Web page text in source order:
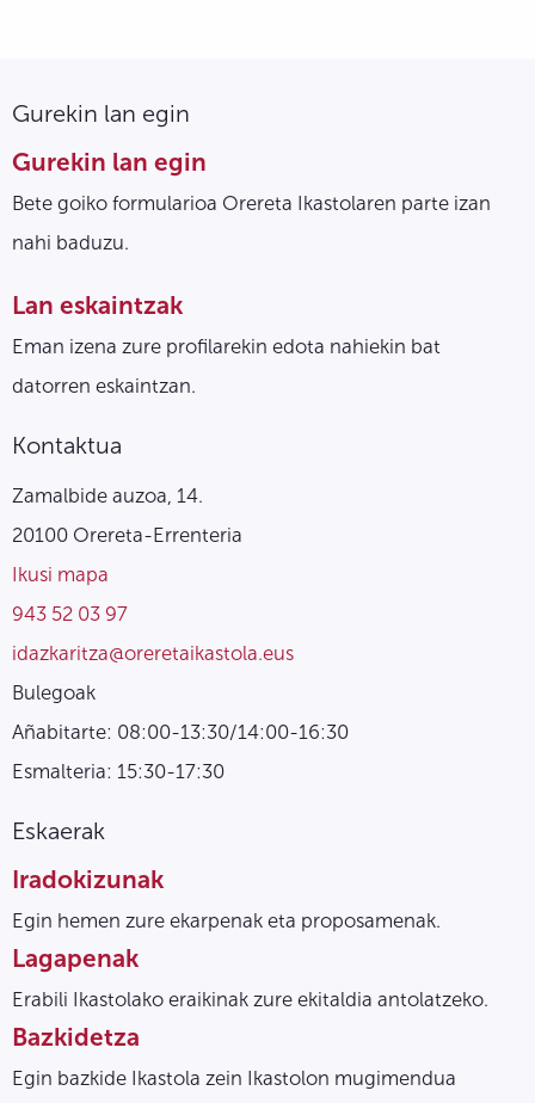
Gurekin lan egin
Gurekin lan egin
Bete goiko formularioa Orereta Ikastolaren parte izan
nahi baduzu.
Lan eskaintzak
Eman izena zure profilarekin edota nahiekin bat
datorren eskaintzan.
Kontaktua
Zamalbide auzoa, 14.
20100 Orereta-Errenteria
Ikusi mapa
943 52 03 97
idazkaritza@oreretaikastola.eus
Bulegoak
Añabitarte: 08:00-13:30/14:00-16:30
Esmalteria: 15:30-17:30
Eskaerak
Iradokizunak
Egin hemen zure ekarpenak eta proposamenak.
Lagapenak
Erabili Ikastolako eraikinak zure ekitaldia antolatzeko.
Bazkidetza
Egin bazkide Ikastola zein Ikastolon mugimendua